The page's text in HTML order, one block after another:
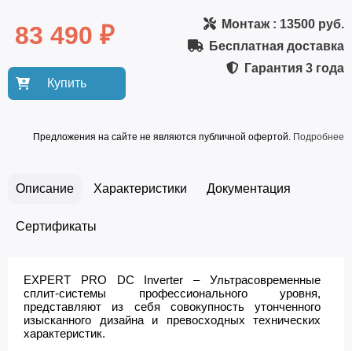
83 490 ₽
Купить
Монтаж: 13500 руб.
Бесплатная доставка
Гарантия 3 года
Предложения на сайте не являются публичной офертой. Подробнее
Описание Характеристики Документация
Сертификаты
EXPERT PRO DC Inverter – Ультрасовременные
сплит-системы профессионального уровня,
представляют из себя совокупность утонченного
изысканного дизайна и превосходных технических
характеристик.